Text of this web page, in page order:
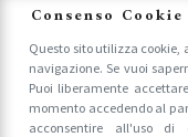
Consenso Cookie
Questo sito utilizza cookie,
navigazione. Se vuoi
Puoi liberamente
momento accedendo al
acconsentire all'uso di